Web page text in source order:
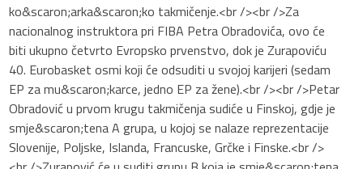
ko&scaron;arka&scaron;ko takmičenje.<br /><br />Za
nacionalnog instruktora pri FIBA Petra Obradovića, ovo će
biti ukupno četvrto Evropsko prvenstvo, dok je Zurapoviću
40. Eurobasket osmi koji će odsuditi u svojoj karijeri (sedam
EP za mu&scaron;karce, jedno EP za žene).<br /><br />Petar
Obradović u prvom krugu takmičenja sudiće u Finskoj, gdje je
smje&scaron;tena A grupa, u kojoj se nalaze reprezentacije
Slovenije, Poljske, Islanda, Francuske, Grčke i Finske.<br />